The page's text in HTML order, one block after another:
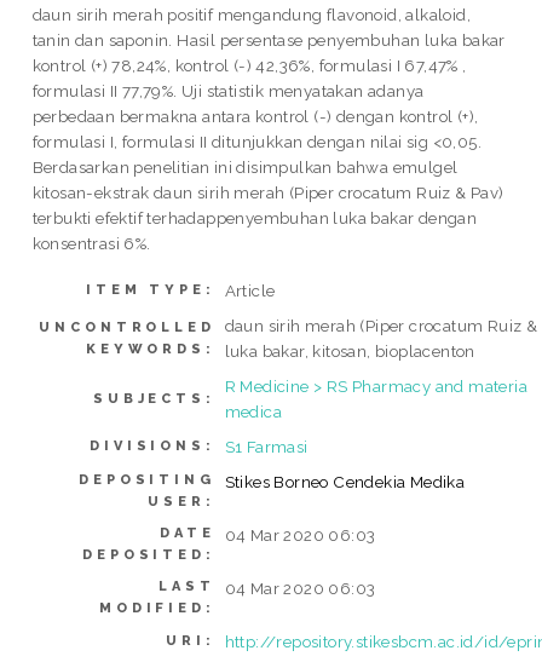
daun sirih merah positif mengandung flavonoid, alkaloid,
tanin dan saponin. Hasil persentase penyembuhan luka bakar
kontrol (+) 78,24%, kontrol (-) 42,36%, formulasi I 67,47% ,
formulasi II 77,79%. Uji statistik menyatakan adanya
perbedaan bermakna antara kontrol (-) dengan kontrol (+),
formulasi I, formulasi II ditunjukkan dengan nilai sig <0,05.
Berdasarkan penelitian ini disimpulkan bahwa emulgel
kitosan-ekstrak daun sirih merah (Piper crocatum Ruiz & Pav)
terbukti efektif terhadappenyembuhan luka bakar dengan
konsentrasi 6%.
ITEM TYPE: Article
UNCONTROLLED
KEYWORDS:
daun sirih merah (Piper crocatum Ruiz &
luka bakar, kitosan, bioplacenton
SUBJECTS:
R Medicine > RS Pharmacy and materia
medica
DIVISIONS: S1 Farmasi
DEPOSITING
USER:
Stikes Borneo Cendekia Medika
DATE
DEPOSITED:
04 Mar 2020 06:03
LAST
MODIFIED:
04 Mar 2020 06:03
URI: http://repository.stikesbcm.ac.id/id/